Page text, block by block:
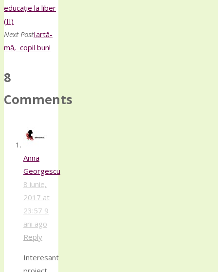
educație la liber
(II)
Next PostIartă-
mă, copil bun!
8
Comments
Anna
Georgescu
8 iunie,
2017 at
23:57 9
ani ago
Reply
Interesant